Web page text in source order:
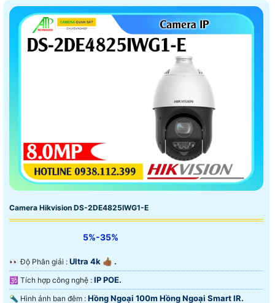
Camera Hikvision DS-2DE4825IWG1-E
5%-35%
️👀 Độ Phân giải : Ultra 4k 👍🏾 .
🕉️ Tích hợp công nghệ : IP POE.
🔦 Hình ảnh ban đêm : Hồng Ngoại 100m Hồng Ngoại Smart IR.